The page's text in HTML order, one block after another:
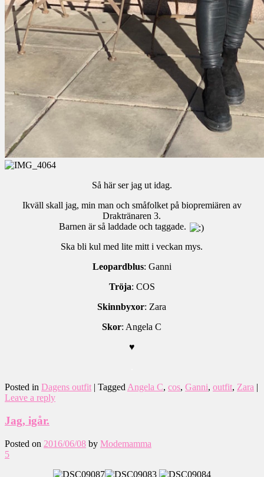
Så här ser jag ut idag.
Ikväll skall jag, min man och småfolket på biopremiären av
Draktränaren 3.
Barnen är så laddade och taggade.
Ska bli kul med lite mitt i veckan mys.
Leopardblus: Ganni
Tröja: COS
Skinnbyxor: Zara
Skor: Angela C
♥
Posted in Dagens outfit | TaggedAngela C, cos, Ganni, outfit, Zara |
Leave a reply
Jag, igår.
Posted on 2016/06/08 by Modemamma
5